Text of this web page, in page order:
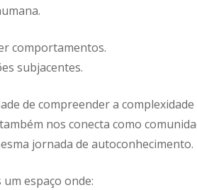
comportamentos.
subjacentes.
de compreender a complexidade
nos conecta como
jornada de autoconhecimento.
espaço onde: